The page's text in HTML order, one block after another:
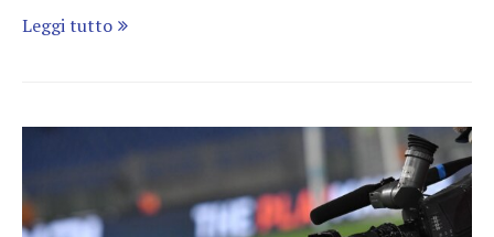
Leggi tutto